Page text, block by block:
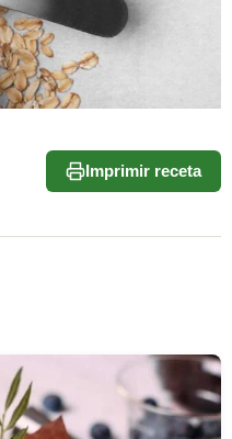
Imprimir receta